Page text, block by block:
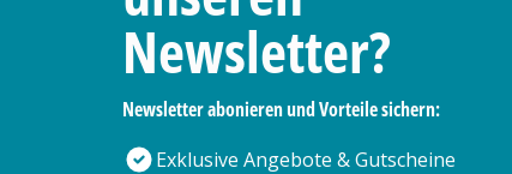
Newsletter?
Newsletter abonieren und Vorteile sichern:
Exklusive Angebote & Gutscheine